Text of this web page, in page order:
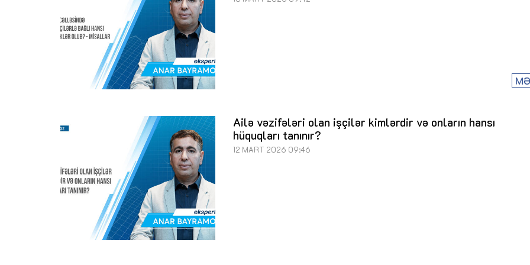
Ailə vəzifələri olan işçilər kimlərdir və onların hansı
hüquqları tanınır?
12 MART 2026 09:46